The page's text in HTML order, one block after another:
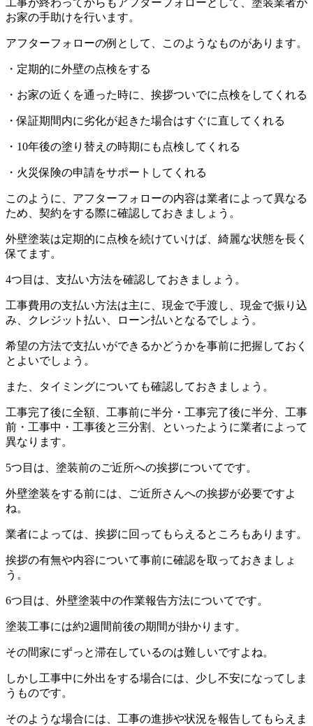
工事が終わってからもアフターフォローとして、塗装業者が
お家の手助けを行います。
アフターフォローの例として、このようなものがあります。
・定期的に外壁の点検をする
・お家の近くを通った時に、挨拶ついでに点検をしてくれる
・保証期間内に劣化が起きた場合はすぐに直してくれる
・10年後の塗り替えの時期にも点検してくれる
・火災保険の申請をサポートしてくれる
このように、アフターフォローの内容は業者によって異なる
ため、契約をする際に確認しておきましょう。
外壁塗装は定期的に点検を続けていけば、綺麗な状態を長く
保てます。
4つ目は、支払い方法を確認しておきましょう。
工事費用の支払い方法は主に、現金で手渡し、現金で振り込
み、クレジット払い、ローン払いとなるでしょう。
希望の方法で支払いができるかどうかを事前に把握しておく
とよいでしょう。
また、タイミングについても確認しておきましょう。
工事完了後に全額、工事前に半分・工事完了後に半分、工事
前・工事中・工事後と三分割、といったように業者によって
異なります。
5つ目は、塗装前のご近所への挨拶についてです。
外壁塗装をする前には、ご近所さんへの挨拶が必要ですよ
ね。
業者によっては、挨拶に回ってもらえるところもあります。
挨拶の有無や内容について事前に確認を取っておきましょ
う。
6つ目は、外壁塗装中の作業報告方法についてです。
塗装工事には約2週間前後の期間が掛かります。
その間家にずっと滞在しているのは難しいですよね。
しかし工事中に外出をする場合には、少し不安になってしま
うものです。
そのような場合には、工事の進捗や状況を報告してもらえま